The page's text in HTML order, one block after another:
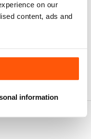
on our
content, ads and
information